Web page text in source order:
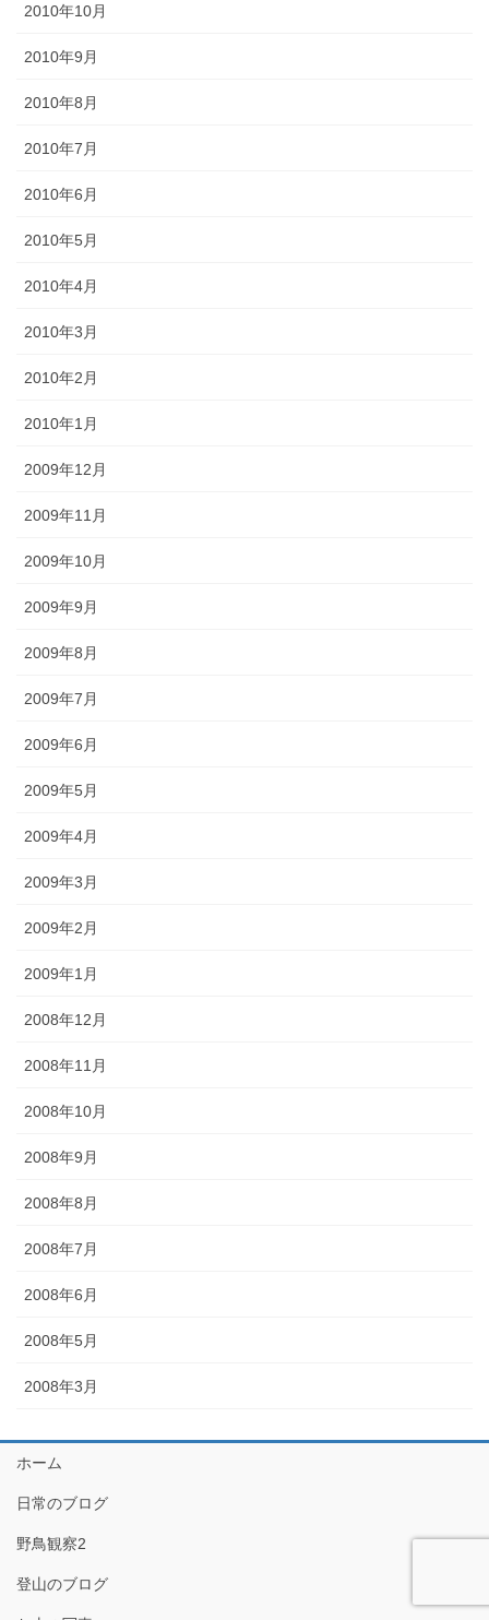
2010年10月
2010年9月
2010年8月
2010年7月
2010年6月
2010年5月
2010年4月
2010年3月
2010年2月
2010年1月
2009年12月
2009年11月
2009年10月
2009年9月
2009年8月
2009年7月
2009年6月
2009年5月
2009年4月
2009年3月
2009年2月
2009年1月
2008年12月
2008年11月
2008年10月
2008年9月
2008年8月
2008年7月
2008年6月
2008年5月
2008年3月
ホーム
日常のブログ
野鳥観察2
登山のブログ